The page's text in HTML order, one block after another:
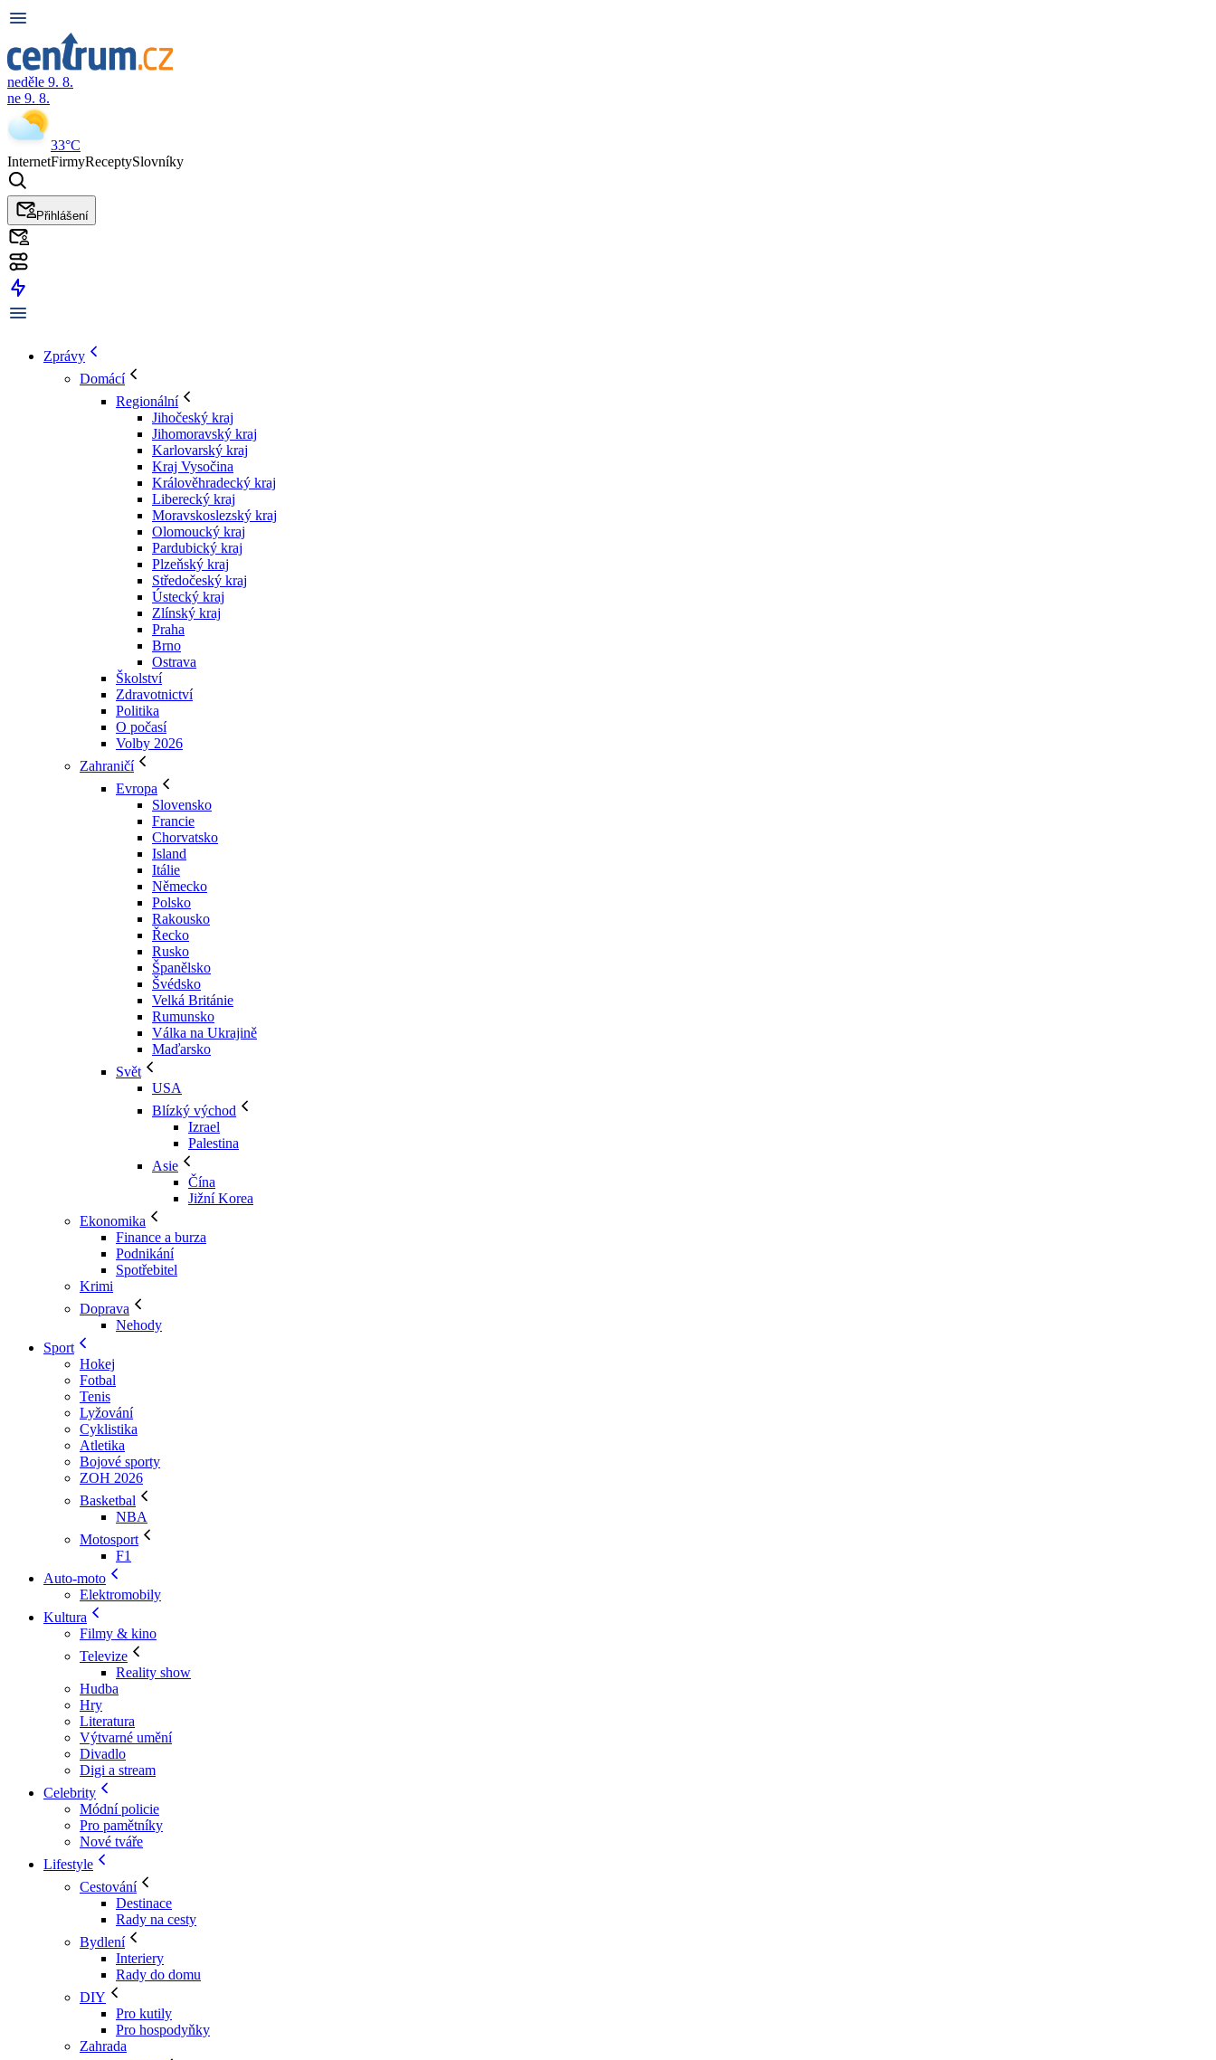
neděle 9. 8.
ne 9. 8.
33°C
InternetFirmyReceptySlovníky
Přihlášení
Zprávy
Domácí
Regionální
Jihočeský kraj
Jihomoravský kraj
Karlovarský kraj
Kraj Vysočina
Králověhradecký kraj
Liberecký kraj
Moravskoslezský kraj
Olomoucký kraj
Pardubický kraj
Plzeňský kraj
Středočeský kraj
Ústecký kraj
Zlínský kraj
Praha
Brno
Ostrava
Školství
Zdravotnictví
Politika
O počasí
Volby 2026
Zahraničí
Evropa
Slovensko
Francie
Chorvatsko
Island
Itálie
Německo
Polsko
Rakousko
Řecko
Rusko
Španělsko
Švédsko
Velká Británie
Rumunsko
Válka na Ukrajině
Maďarsko
Svět
USA
Blízký východ
Izrael
Palestina
Asie
Čína
Jižní Korea
Ekonomika
Finance a burza
Podnikání
Spotřebitel
Krimi
Doprava
Nehody
Sport
Hokej
Fotbal
Tenis
Lyžování
Cyklistika
Atletika
Bojové sporty
ZOH 2026
Basketbal
NBA
Motosport
F1
Auto-moto
Elektromobily
Kultura
Filmy & kino
Televize
Reality show
Hudba
Hry
Literatura
Výtvarné umění
Divadlo
Digi a stream
Celebrity
Módní policie
Pro pamětníky
Nové tváře
Lifestyle
Cestování
Destinace
Rady na cesty
Bydlení
Interiery
Rady do domu
DIY
Pro kutily
Pro hospodyňky
Zahrada